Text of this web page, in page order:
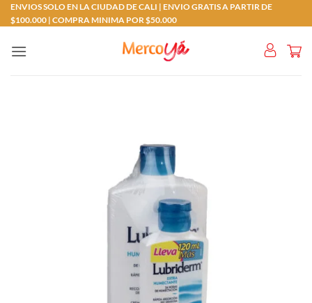
Saltar
al
ENVIOS SOLO EN LA CIUDAD DE CALI | ENVIO GRATIS A PARTIR DE
$100.000 | COMPRA MINIMA POR $50.000